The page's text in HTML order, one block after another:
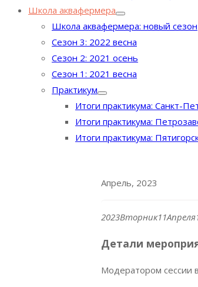
Школа аквафермера
Школа аквафермера: новый сезон
Сезон 3: 2022 весна
Сезон 2: 2021 осень
Сезон 1: 2021 весна
Практикум
Итоги практикума: Санкт-
Итоги практикума:
Итоги практикума:
Апрель, 2023
2023Вторник11Апреля
Детали
Модератором сессии